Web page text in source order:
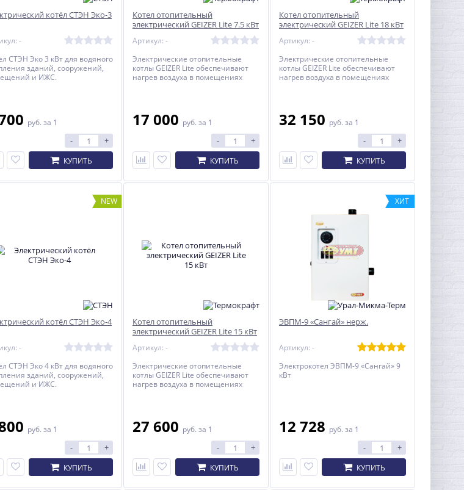
котёл СТЭН Эко-3
-
СТЭН Эко 3 кВт для водяного
зданий, сооружений,
и ИЖС.
руб. за 1
- +
КУПИТЬ
Котел отопительный
электрический GEIZER Lite 7.5 кВт
Артикул: -
Электрические отопительные
котлы GEIZER Lite обеспечивают
нагрев воздуха в помещениях
теплоснабжения в жилых и
административных помещениях
оборудованных системами
принудительной циркуляцией.
17 000 руб. за 1
- +
КУПИТЬ
Котел отопительный
электрический GEIZER Lite 18 кВт
Артикул: -
Электрические отопительные
котлы GEIZER Lite обеспечивают
нагрев воздуха в помещениях
теплоснабжения в жилых и
административных помещениях
оборудованных системами
принудительной циркуляцией.
32 150 руб. за 1
- +
КУПИТЬ
NEW
котёл СТЭН Эко-4
-
СТЭН Эко 4 кВт для водяного
зданий, сооружений,
и ИЖС.
руб. за 1
- +
КУПИТЬ
Котел отопительный
электрический GEIZER Lite 15 кВт
Артикул: -
Электрические отопительные
котлы GEIZER Lite обеспечивают
нагрев воздуха в помещениях
теплоснабжения в жилых и
административных помещениях
оборудованных системами
принудительной циркуляцией.
27 600 руб. за 1
- +
КУПИТЬ
ХИТ
ЭВПМ-9 «Сангай» нерж.
Артикул: -
Электрокотел ЭВПМ-9 «Сангай» 9
кВт
12 728 руб. за 1
- +
КУПИТЬ